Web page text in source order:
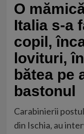
O
Italia s-a
copil,
lovituri,
bătea pe
bastonul
Carabinierii
din Ischia, au